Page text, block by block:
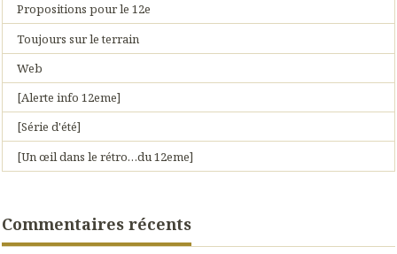
Propositions pour le 12e
Toujours sur le terrain
Web
[Alerte info 12eme]
[Série d'été]
[Un œil dans le rétro…du 12eme]
Commentaires récents